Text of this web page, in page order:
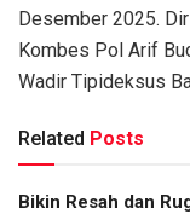
Desember 2025.
Kombes Pol Arif
Wadir Tipideksus
Related Posts
Bikin Resah dan